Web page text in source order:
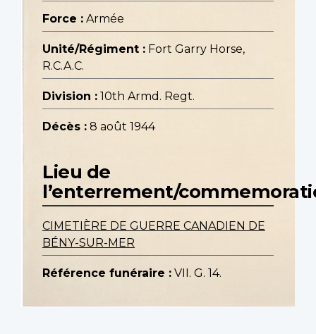
Force : Armée
Unité/Régiment : Fort Garry Horse,
R.C.A.C.
Division : 10th Armd. Regt.
Décès : 8 août 1944
Lieu de
l’enterrement/
CIMETIÈRE DE GUERRE CANADIEN DE
BÉNY-SUR-MER
Référence funéraire : VII. G. 14.